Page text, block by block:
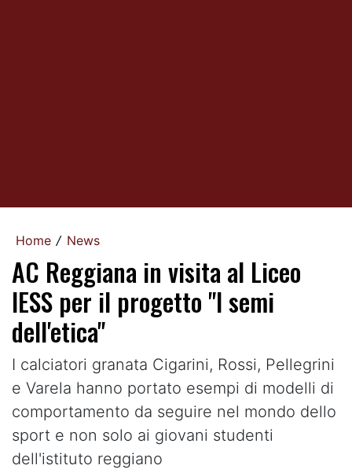
Home / News
AC Reggiana in visita al Liceo
IESS per il progetto "I semi
dell'etica"
I calciatori granata Cigarini, Rossi, Pellegrini
e Varela hanno portato esempi di modelli di
comportamento da seguire nel mondo dello
sport e non solo ai giovani studenti
dell'istituto reggiano